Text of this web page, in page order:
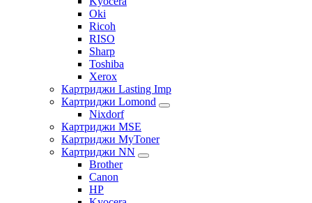
Oki
Ricoh
RISO
Sharp
Toshiba
Xerox
Картриджи Lasting Imp
Картриджи Lomond
Nixdorf
Картриджи MSE
Картриджи MyToner
Картриджи NN
Brother
Canon
HP